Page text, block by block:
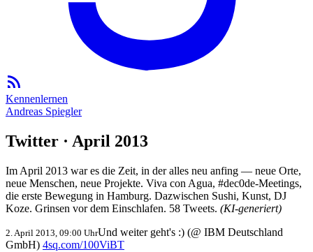
Kennenlernen
Andreas Spiegler
Twitter · April 2013
Im April 2013 war es die Zeit, in der alles neu anfing — neue Orte,
neue Menschen, neue Projekte. Viva con Agua, #dec0de-Meetings,
die erste Bewegung in Hamburg. Dazwischen Sushi, Kunst, DJ
Koze. Grinsen vor dem Einschlafen. 58 Tweets. (KI-generiert)
2. April 2013, 09:00 UhrUnd weiter geht's :) (@ IBM Deutschland
GmbH) 4sq.com/100ViBT